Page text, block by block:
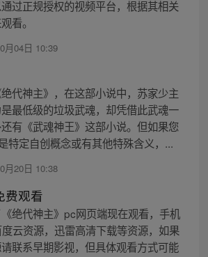
过正规授权的视频平台，根据其相关
看。
月04日 10:39
代神主》，在这部小说中，苏家少主
最低级的垃圾武魂，却凭借此武魂一
有《武魂神王》这部小说。但如果您
特定自创概念或有其他特殊含义，...
月20日 10:38
费观看
绝代神主》pc网页端现在观看，手机
云资源，迅雷高清下载等资源，如果
联系早期影视，但具体观看方式可能